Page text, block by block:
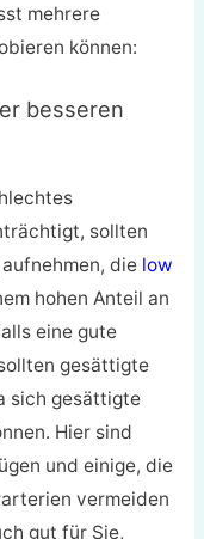
mehrere
können:
besseren
sollten
die low
hohen Anteil an
eine gute
gesättigte
sich gesättigte
Hier sind
und einige, die
vermeiden
gut für Sie,